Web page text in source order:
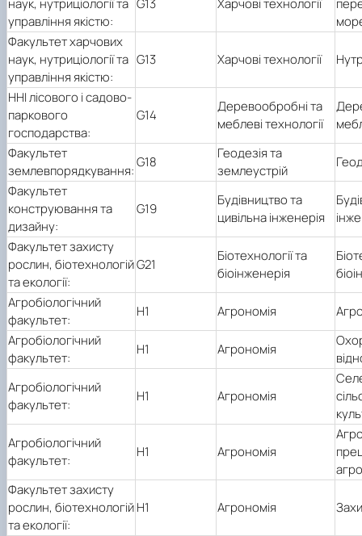
наук, нутриціології та
управління якістю:
G13 Харчові технології
Факультет харчових
наук, нутриціології та
управління якістю:
G13 Харчові технології
ННІ лісового і садово-
паркового
господарства:
G14
Деревообробні та
меблеві технології
Факультет
землевпорядкування:
G18
Геодезія та
землеустрій
Факультет
конструювання та
дизайну:
G19
Будівництво та
цивільна інженерія
Факультет захисту
рослин, біотехнологій
та екології:
G21
Біотехнології та
біоінженерія
Агробіологічний
факультет:
Н1 Агрономія
Агробіологічний
факультет:
Н1 Агрономія
Агробіологічний
факультет:
Н1 Агрономія
Агробіологічний
факультет:
Н1 Агрономія
Факультет захисту
рослин, біотехнологій
та екології:
Н1 Агрономія